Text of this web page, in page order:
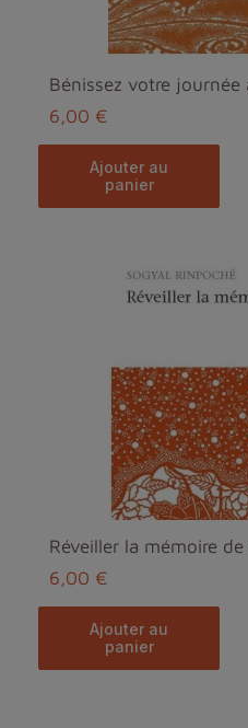
Bénissez votre
6,00 €
ajouter au
panier
Réveiller la mémoire de
6,00 €
ajouter au
panier